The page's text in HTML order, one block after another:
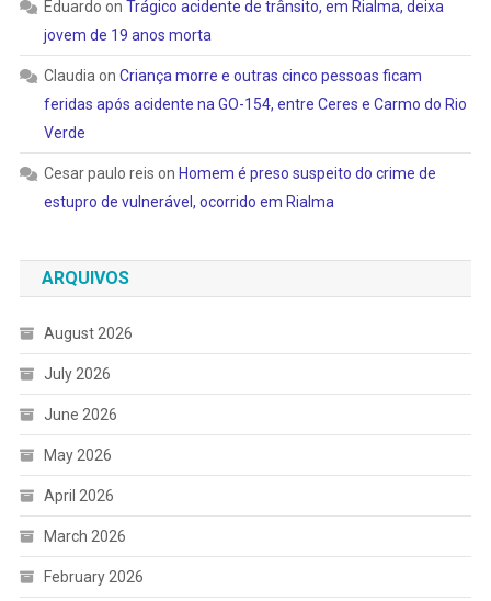
Eduardo on Trágico acidente de trânsito, em Rialma, deixa
jovem de 19 anos morta
Claudia on Criança morre e outras cinco pessoas ficam
feridas após acidente na GO-154, entre Ceres e Carmo do Rio
Verde
Cesar paulo reis on Homem é preso suspeito do crime de
estupro de vulnerável, ocorrido em Rialma
ARQUIVOS
August 2026
July 2026
June 2026
May 2026
April 2026
March 2026
February 2026